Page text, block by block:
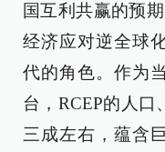
国互利共赢的预
经济应对逆全球
代的角色。作为
台，RCEP的人
三成左右，蕴含